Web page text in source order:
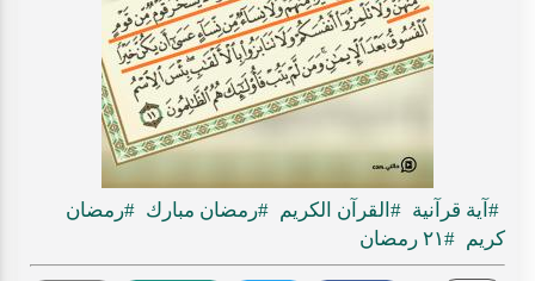
#آية قرآنية #القرآن الكريم #رمضان مبارك #رمضان
كريم #٢١ رمضان